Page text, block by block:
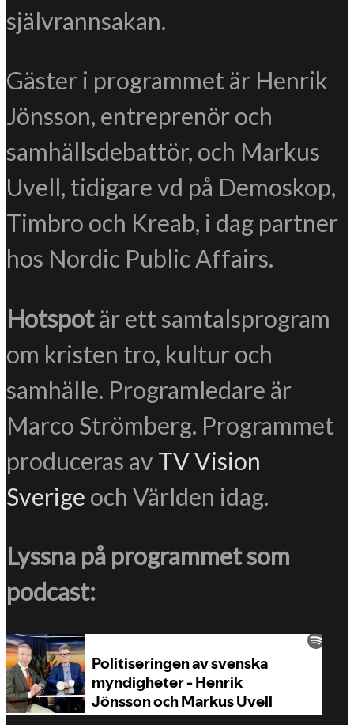
självrannsakan.
Gäster i programmet är Henrik
Jönsson, entreprenör och
samhällsdebattör, och Markus
Uvell, tidigare vd på Demoskop,
Timbro och Kreab, i dag partner
hos Nordic Public Affairs.
Hotspotär ett samtalsprogram
om kristen tro, kultur och
samhälle. Programledare är
Marco Strömberg. Programmet
produceras av TV Vision
Sverige och Världen idag.
Lyssna på programmet som
podcast: